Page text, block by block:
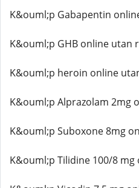
K&ouml;p Gabapentin
K&ouml;p GHB online utan
K&ouml;p heroin online
K&ouml;p Alprazolam 2mg
K&ouml;p Suboxone 8mg
K&ouml;p Tilidine 100/8